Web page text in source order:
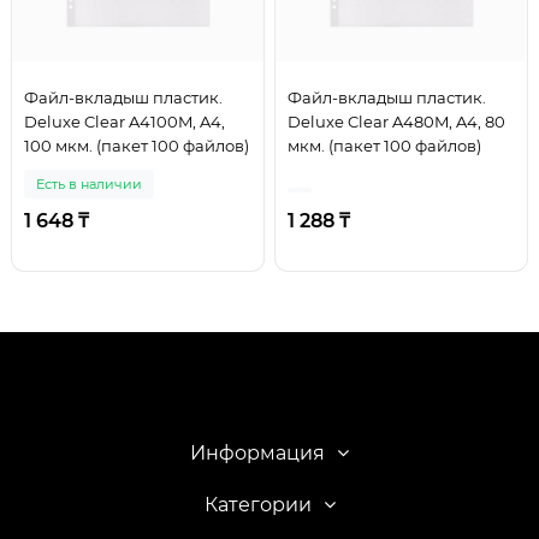
Файл-вкладыш пластик.
Deluxe Clear A4100M, A4,
100 мкм. (пакет 100 файлов)
Есть в наличии
1 648 ₸
Файл-вкладыш пластик.
Deluxe Clear A480M, A4, 80
мкм. (пакет 100 файлов)
1 288 ₸
Информация
Категории